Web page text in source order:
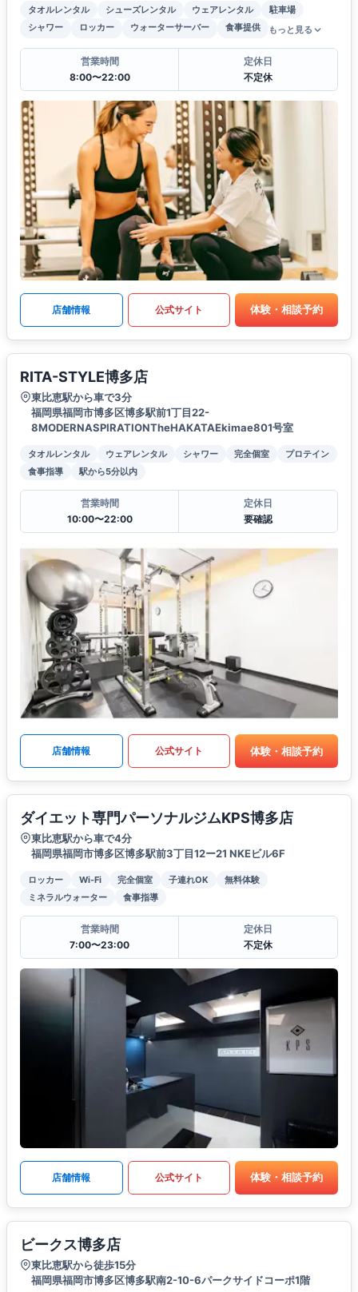
タオルレンタル シューズレンタル ウェアレンタル
駐車場
シャワー
ロッカー ウォーターサーバー 食事提供 もっと見る
営業時間
8:00〜22:00
定休日
不定休
店舗情報 公式サイト 体験・相談予約
RITA-STYLE博多店
東比恵駅から車で3分
福岡県福岡市博多区博多駅前1丁目22-
8MODERNASPIRATIONTheHAKATAEkimae801号室
タオルレンタル ウェアレンタル シャワー 完全個室
プロテイン
食事指導
駅から5分以内
営業時間
10:00〜22:00
定休日
要確認
店舗情報 公式サイト 体験・相談予約
ダイエット専門パーソナルジムKPS博多店
東比恵駅から車で4分
福岡県福岡市博多区博多駅前3丁目12ー21 NKEビル6F
ロッカー Wi-Fi 完全個室 子連れOK
無料体験
ミネラルウォーター
食事指導
営業時間
7:00〜23:00
定休日
不定休
店舗情報 公式サイト 体験・相談予約
ビークス博多店
東比恵駅から徒歩15分
福岡県福岡市博多区博多駅南2-10-6パークサイドコーポ1階